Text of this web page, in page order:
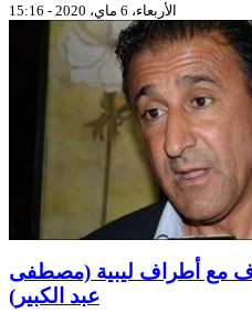
الأربعاء، 6 ماي، 2020 - 15:16
مع أطراف ليبية (مصطفى
عبد الكبير)